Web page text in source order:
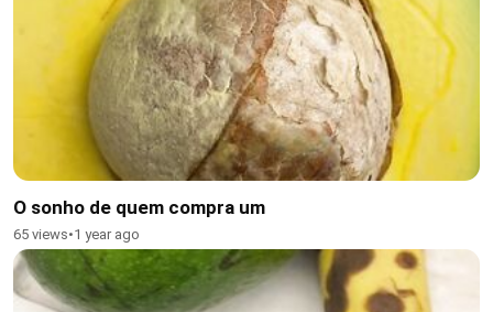
O sonho de quem compra um
65 views•1 year ago